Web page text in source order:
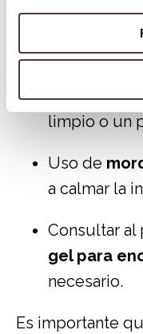
molestias de la
incluyen:
Masajes en
limpio o un
Uso de
a calmar la
Consultar al
gel para
necesario.
Es importante